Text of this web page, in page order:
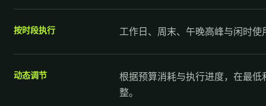
按时段执行 工作日、周末、午晚高峰与闲时使
动态调节
根据预算消耗与执行进度，在最低
整。